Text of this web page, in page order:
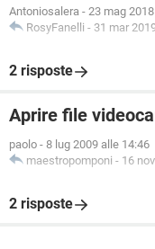
Antoniosalera - 23 mag
RosyFanelli - 31 mar
2 risposte
Aprire file
paolo - 8 lug 2009 alle 14:46
maestropomponi - 16
2 risposte